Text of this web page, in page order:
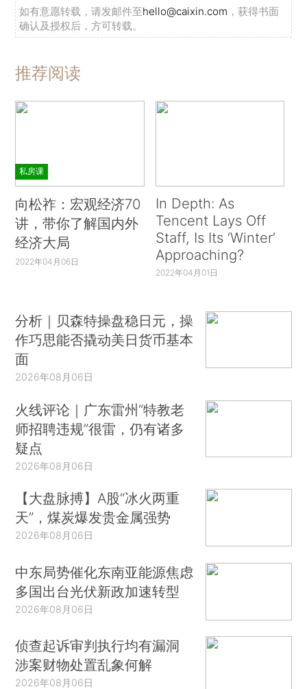
如有意愿转载，请发邮件至hello@caixin.com ，获得书面
确认及授权后，方可转载。
推荐阅读
私房课
向松祚：宏观经济70
讲，带你了解国内外
经济大局
2022年04月06日
In Depth: As
Tencent Lays Off
Staff, Is Its ‘Winter’
Approaching?
2022年04月01日
分析｜贝森特操盘稳日元，操
作巧思能否撬动美日货币基本
面
2026年08月06日
火线评论｜广东雷州“特教老
师招聘违规”很雷，仍有诸多
疑点
2026年08月06日
【大盘脉搏】A股“冰火两重
天”，煤炭爆发贵金属强势
2026年08月06日
中东局势催化东南亚能源焦虑
多国出台光伏新政加速转型
2026年08月06日
侦查起诉审判执行均有漏洞
涉案财物处置乱象何解
2026年08月06日